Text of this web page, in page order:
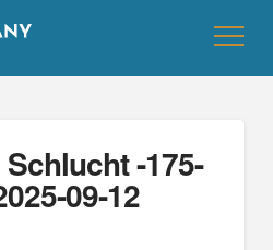
-175-
09-12